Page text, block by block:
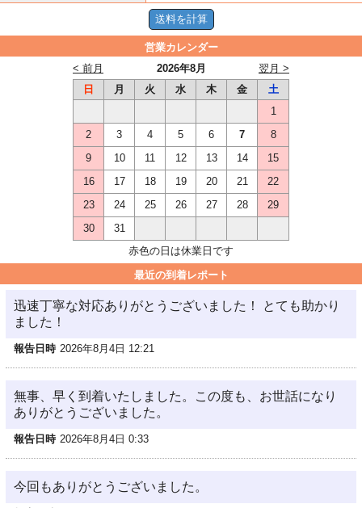
営業カレンダー
2026年8月
< 前月
翌月 >
日
月 火 水 木 金
土
1
2
3 4 5 6 7
8
9
10 11 12 13 14
15
16
17 18 19 20 21
22
23
24 25 26 27 28
29
30
31
赤色の日は休業日です
最近の到着レポート
迅速丁寧な対応ありがとうございました！ とても助かり
ました！
報告日時 2026年8月4日 12:21
無事、早く到着いたしました。この度も、お世話になり
ありがとうございました。
報告日時 2026年8月4日 0:33
今回もありがとうございました。